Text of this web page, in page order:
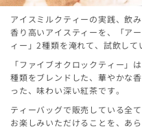
アイスミルクティーの実践、飲
香り高いアイスティーを、「ア
ィー」2種類を淹れて、試飲して
「ファイブオクロックティー」
種類をブレンドした、華やかな
った、味わい深い紅茶です。
ティーバッグで販売している全
お楽しみいただけることを、あ